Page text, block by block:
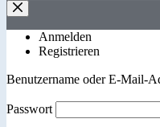
Anmelden
Registrieren
Benutzername oder E-Mail-
Passwort